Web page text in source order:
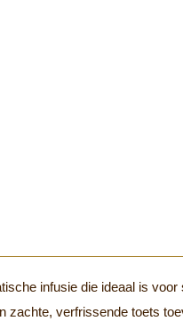
infusie die ideaal is
verfrissende toets